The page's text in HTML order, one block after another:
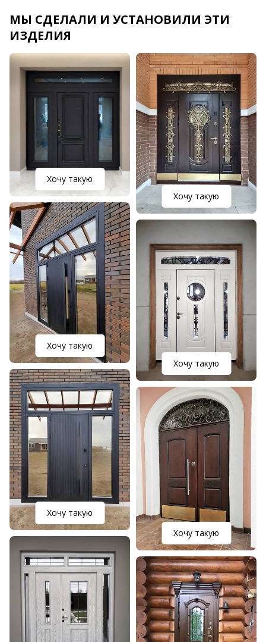
МЫ СДЕЛАЛИ И УСТАНОВИЛИ ЭТИ
ИЗДЕЛИЯ
Хочу такую
Хочу такую
Хочу такую
Хочу такую
Хочу такую
Хочу такую